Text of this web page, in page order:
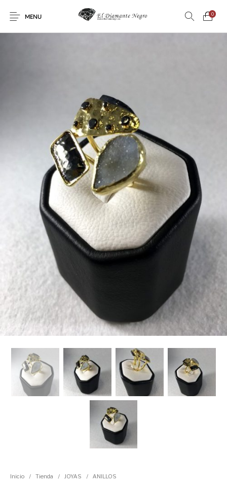
MENU
0
En oferta ! DECORACIÓN
ESOTERISMO FÓSILES JOYAS METEORITOS
MINERALES
PRODUCTOS DE
CONSUMO
Inicio / Tienda / JOYAS / ANILLOS